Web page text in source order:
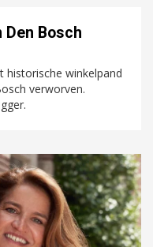
Bosch
historische winkelpand
verworven.